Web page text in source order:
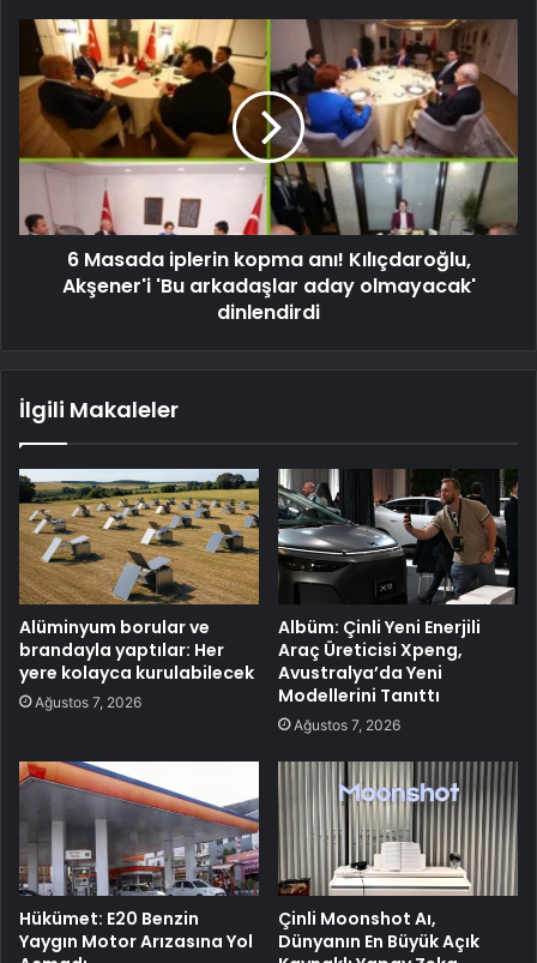
6 Masada iplerin kopma anı! Kılıçdaroğlu,
Akşener'i 'Bu arkadaşlar aday olmayacak'
dinlendirdi
İlgili Makaleler
Alüminyum borular ve
brandayla yaptılar: Her
yere kolayca kurulabilecek
Ağustos 7, 2026
Albüm: Çinli Yeni Enerjili
Araç Üreticisi Xpeng,
Avustralya’da Yeni
Modellerini Tanıttı
Ağustos 7, 2026
Hükümet: E20 Benzin
Yaygın Motor Arızasına Yol
Çinli Moonshot Aı,
Dünyanın En Büyük Açık